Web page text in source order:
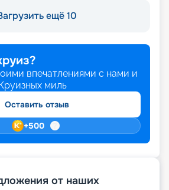
ещё 10
впечатлениями с нами и
миль
Оставить отзыв
+500
от наших